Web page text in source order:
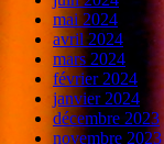
mai 2024
avril 2024
mars 2024
février 2024
janvier 2024
décembre 2023
novembre 2023